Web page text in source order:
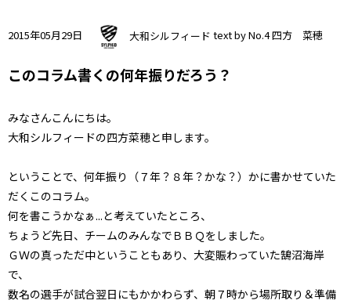
2015年05月29日 大和シルフィード text by No.4 四方 菜穂
このコラム書くの何年振りだろう？
みなさんこんにちは。
大和シルフィードの四方菜穂と申します。
ということで、何年振り（７年？８年？かな？）かに書かせていた
だくこのコラム。
何を書こうかなぁ...と考えていたところ、
ちょうど先日、チームのみんなでＢＢＱをしました。
ＧＷの真っただ中ということもあり、大変賑わっていた鵠沼海岸
で、
数名の選手が試合翌日にもかかわらず、朝７時から場所取り＆準備